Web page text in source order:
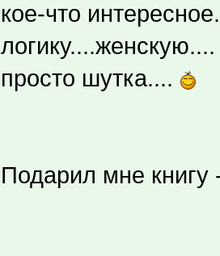
кое-что
просто шутка....
Подарил мне книгу